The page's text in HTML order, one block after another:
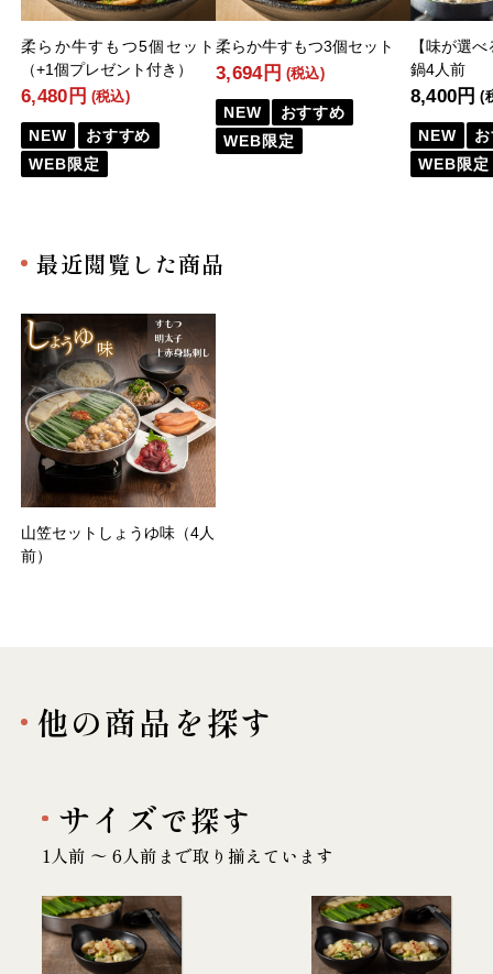
柔らか牛すもつ5個セット
（+1個プレゼント付き）
6,480円 (税込)
NEW
おすすめ
WEB限定
柔らか牛すもつ3個セット
3,694円 (税込)
NEW
おすすめ
WEB限定
【味が選
鍋4人前
8,400円 (
NEW
WEB限定
最近閲覧した商品
山笠セットしょうゆ味（4人
前）
他の商品を探す
サイズで探す
1人前 〜 6人前まで取り揃えています